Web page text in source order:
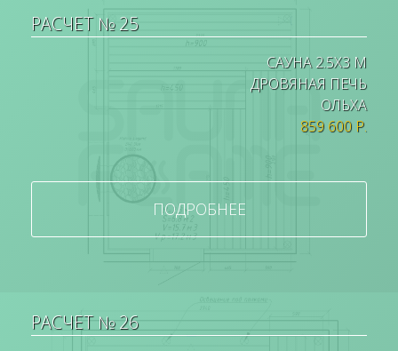
РАСЧЕТ № 25
САУНА 2.5Х3 М
ДРОВЯНАЯ ПЕЧЬ
ОЛЬХА
859 600 Р.
ПОДРОБНЕЕ
РАСЧЕТ № 26